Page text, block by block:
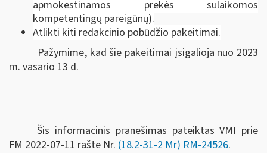
apmokestinamos prekės sulaikomos
kompetentingų pareigūnų).
Atlikti kiti redakcinio pobūdžio pakeitimai.
Pažymime, kad šie pakeitimai įsigalioja nuo 2023
m. vasario 13 d.
Šis informacinis pranešimas pateiktas VMI prie
FM 2022-07-11 rašte Nr. (18.2-31-2 Mr) RM-24526.